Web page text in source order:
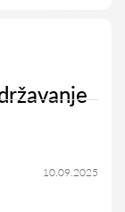
10.09.2025